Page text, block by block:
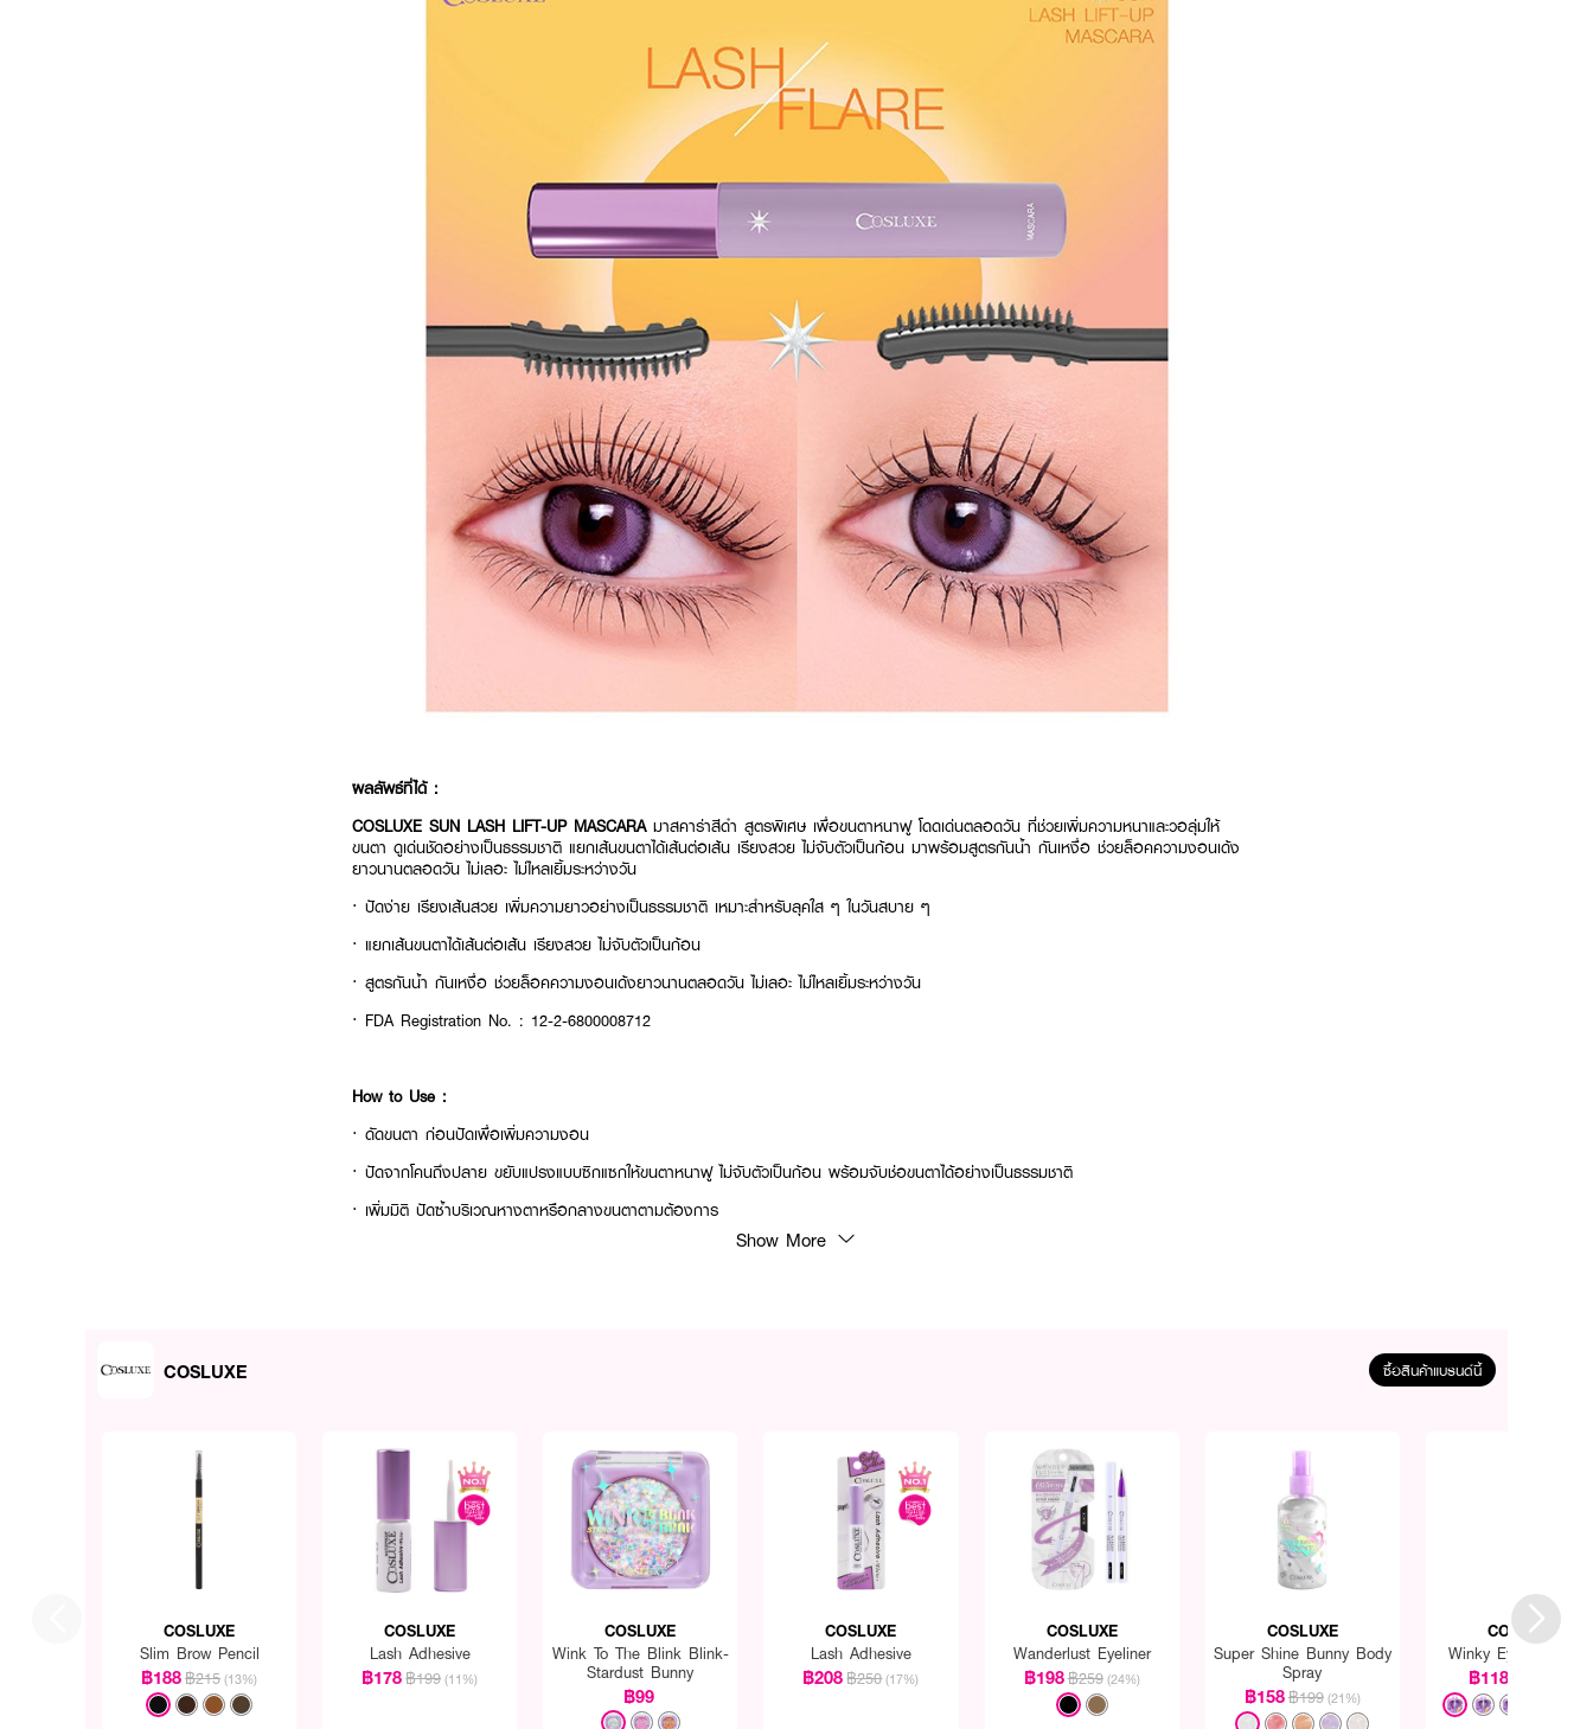
ผลลัพธ์ที่ได้ :
COSLUXE SUN LASH LIFT-UP MASCARA มาสคาร่าสีดำ สูตรพิเศษ เพื่อขนตาหนาฟู โดดเด่นตลอดวัน ที่ช่วยเพิ่มความหนาและวอลุ่มให้
ขนตา ดูเด่นชัดอย่างเป็นธรรมชาติ แยกเส้นขนตาได้เส้นต่อเส้น เรียงสวย ไม่จับตัวเป็นก้อน มาพร้อมสูตรกันน้ำ กันเหงื่อ ช่วยล็อคความงอนเด้ง
ยาวนานตลอดวัน ไม่เลอะ ไม่ไหลเยิ้มระหว่างวัน
· ปัดง่าย เรียงเส้นสวย เพิ่มความยาวอย่างเป็นธรรมชาติ เหมาะสำหรับลุคใส ๆ ในวันสบาย ๆ
· แยกเส้นขนตาได้เส้นต่อเส้น เรียงสวย ไม่จับตัวเป็นก้อน
· สูตรกันน้ำ กันเหงื่อ ช่วยล็อคความงอนเด้งยาวนานตลอดวัน ไม่เลอะ ไม่ไหลเยิ้มระหว่างวัน
· FDA Registration No. : 12-2-6800008712
How to Use :
· ดัดขนตา ก่อนปัดเพื่อเพิ่มความงอน
· ปัดจากโคนถึงปลาย ขยับแปรงแบบซิกแซกให้ขนตาหนาฟู ไม่จับตัวเป็นก้อน พร้อมจับช่อขนตาได้อย่างเป็นธรรมชาติ
· เพิ่มมิติ ปัดซ้ำบริเวณหางตาหรือกลางขนตาตามต้องการ
Show More
COSLUXE ซื้อสินค้าแบรนด์นี้
COSLUXE
Slim Brow Pencil
฿188฿215 (13%)
COSLUXE
Lash Adhesive
฿178฿199 (11%)
COSLUXE
Wink To The Blink Blink-
Stardust Bunny
฿99
COSLUXE
Lash Adhesive
฿208฿250 (17%)
COSLUXE
Wanderlust Eyeliner
฿198฿259 (24%)
COSLUXE
Super Shine Bunny Body
Spray
฿158฿199 (21%)
COSLUXE
Winky Eye
฿118